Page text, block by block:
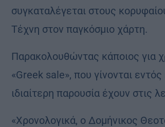
συγκαταλέγεται στους
Τέχνη στον παγκόσμιο χάρτη.
Παρακολουθώντας κάποιος για
«Greek sale», που γίνονται
ιδιαίτερη παρουσία έχουν στις
«Χρονολογικά, ο Δομήνικος